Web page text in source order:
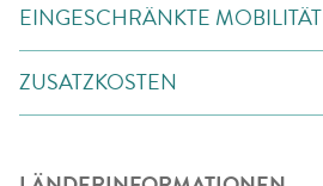
EINGESCHRÄNKTE MOBILITÄT
ZUSATZKOSTEN